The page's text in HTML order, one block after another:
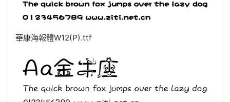
華康海報體W12(P).ttf